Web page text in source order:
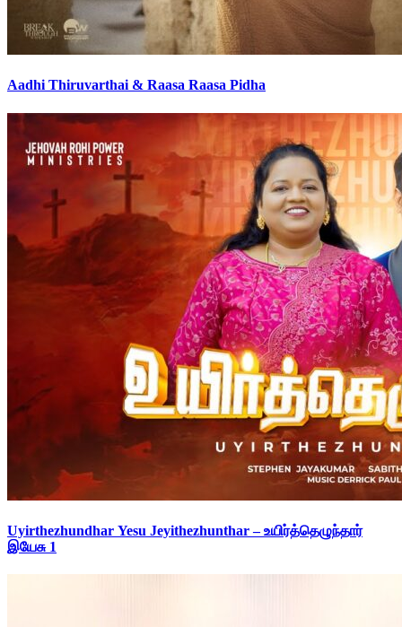
Aadhi Thiruvarthai & Raasa Raasa Pidha
Uyirthezhundhar Yesu Jeyithezhunthar – உயிர்த்தெழுந்தார்
இயேசு 1